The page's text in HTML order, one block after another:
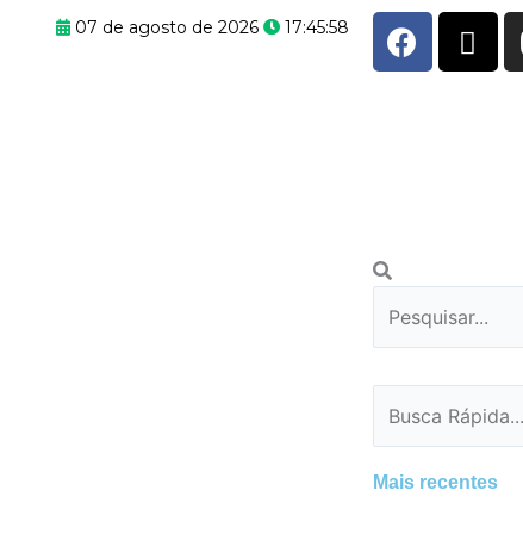
07 de agosto de 2026 17:45:59
F
a
X
-
Pesquisar
Pesquisar
Mais recentes